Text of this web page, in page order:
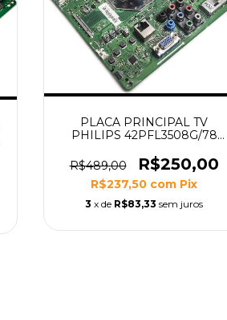
PLACA PRINCIPAL TV
PHILIPS 42PFL3508G/78
65451V3 (NÃO POSSUI 1
HDMI, VERIFIQUE A
SEGUNDA IMAGEM)
R$489,00 R$250,00
R$237,50 com Pix
3 x de R$83,33 sem juros